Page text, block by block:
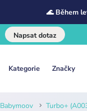
🌊 Během
Napsat dotaz
Kategorie Značky
Babymoov Turbo+